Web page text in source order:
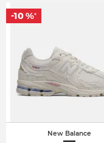
New Balance
-10 %*